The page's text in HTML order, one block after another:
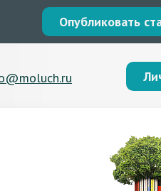
Опубликовать